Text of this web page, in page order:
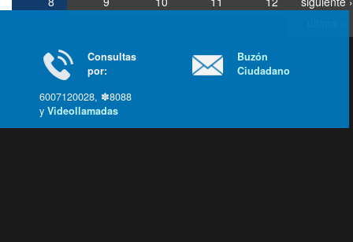
Consultas
por:
6007120028, ✽8088
yVideollamadas
Buzón
Ciudadano